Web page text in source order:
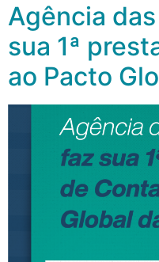
Agência
sua 1ª
ao Pacto